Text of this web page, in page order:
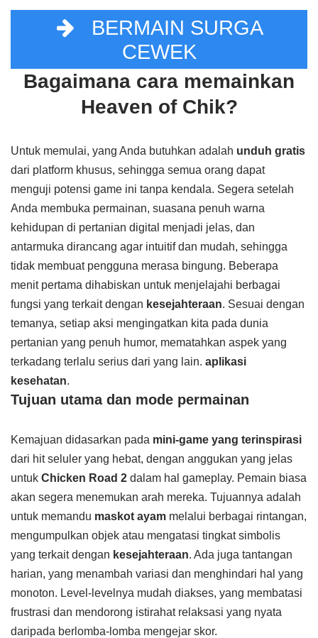
BERMAIN SURGA
CEWEK
Bagaimana cara memainkan
Heaven of Chik?
Untuk memulai, yang Anda butuhkan adalah unduh gratis
dari platform khusus, sehingga semua orang dapat
menguji potensi game ini tanpa kendala. Segera setelah
Anda membuka permainan, suasana penuh warna
kehidupan di pertanian digital menjadi jelas, dan
antarmuka dirancang agar intuitif dan mudah, sehingga
tidak membuat pengguna merasa bingung. Beberapa
menit pertama dihabiskan untuk menjelajahi berbagai
fungsi yang terkait dengan kesejahteraan. Sesuai dengan
temanya, setiap aksi mengingatkan kita pada dunia
pertanian yang penuh humor, mematahkan aspek yang
terkadang terlalu serius dari yang lain. aplikasi
kesehatan.
Tujuan utama dan mode permainan
Kemajuan didasarkan pada mini-game yang terinspirasi
dari hit seluler yang hebat, dengan anggukan yang jelas
untuk Chicken Road 2 dalam hal gameplay. Pemain biasa
akan segera menemukan arah mereka. Tujuannya adalah
untuk memandu maskot ayam melalui berbagai rintangan,
mengumpulkan objek atau mengatasi tingkat simbolis
yang terkait dengan kesejahteraan. Ada juga tantangan
harian, yang menambah variasi dan menghindari hal yang
monoton. Level-levelnya mudah diakses, yang membatasi
frustrasi dan mendorong istirahat relaksasi yang nyata
daripada berlomba-lomba mengejar skor.